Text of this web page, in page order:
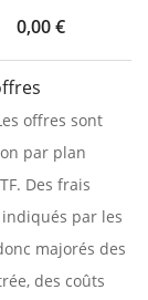
0,00 €
offres sont
par plan
Des frais
par les
majorés des
des coûts